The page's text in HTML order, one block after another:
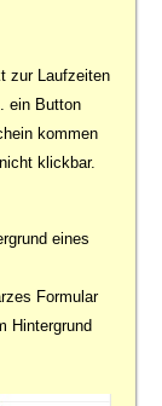
zur Laufzeiten
ein Button
kommen
klickbar.
eines
Formular
Hintergrund